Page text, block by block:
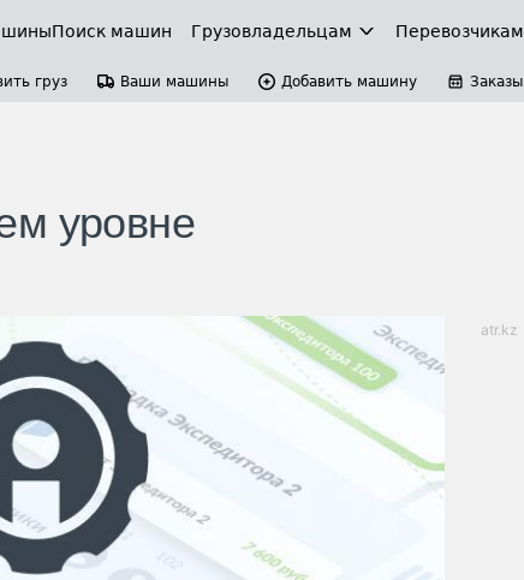
Поиск машин Грузовладельцам Перевозчикам
груз Ваши машины Добавить машину Заказы
уровне
atr.kz